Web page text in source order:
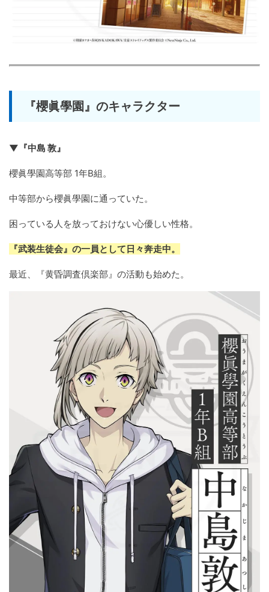
『櫻眞學園』のキャラクター
▼『中島 敦』
櫻眞學園高等部 1年B組。
中等部から櫻眞學園に通っていた。
困っている人を放っておけない心優しい性格。
『武装生徒会』の一員として日々奔走中。
最近、『黄昏調査倶楽部』の活動も始めた。